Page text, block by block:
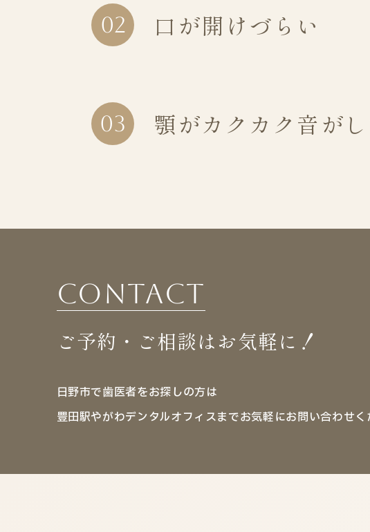
02 口が開けづらい
03 顎がカクカク音が
Contact
ご予約・ご相談はお気軽に！
日野市で歯医者をお探しの方は
豊田駅やがわデンタルオフィスまでお気軽にお問い合わせく